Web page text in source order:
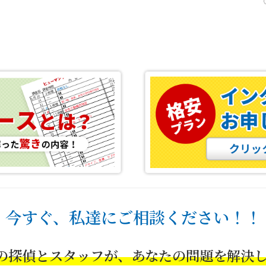
今すぐ、私達にご相談ください！！
探偵とスタッフが、あなたの問題を解決